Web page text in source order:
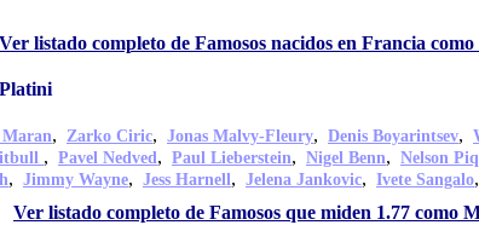
Ver listado completo de Famosos nacidos en Francia
, Zarko Ciric, Jonas Malvy-Fleury, Denis Boyarintsev,
, Pavel Nedved, Paul Lieberstein, Nigel Benn, Nelson
, Jimmy Wayne, Jess Harnell, Jelena Jankovic, Ivete Sangalo,
Ver listado completo de Famosos que miden 1.77 como